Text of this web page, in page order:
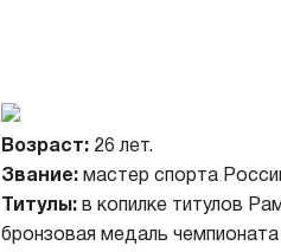
Возраст: 26 лет.
Звание: мастер спорта
Титулы: в копилке титулов
бронзовая медаль